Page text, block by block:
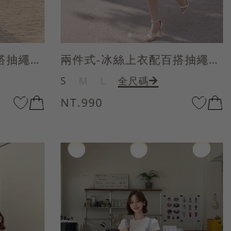
兩件式-冰絲上衣配百搭抽繩短洋裝 兩件式-冰絲上衣配百搭抽繩短洋裝
S 全尺碼
NT.990